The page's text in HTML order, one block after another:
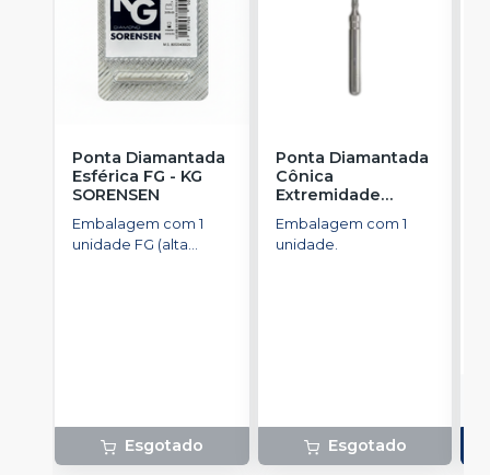
Ponta Diamantada
Esférica FG - KG
SORENSEN
Embalagem com 1
unidade FG (alta
Esgotado
Ponta Diamantada
Cônica
Extremidade
Arredondada FG
KG SORENSEN
Embalagem com 1
unidade.
Esgotado